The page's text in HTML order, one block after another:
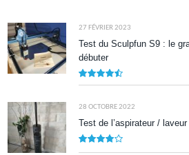
27 FÉVRIER 2023
Test du Sculpfun S9 : le
débuter
28 OCTOBRE 2022
Test de l’aspirateur /